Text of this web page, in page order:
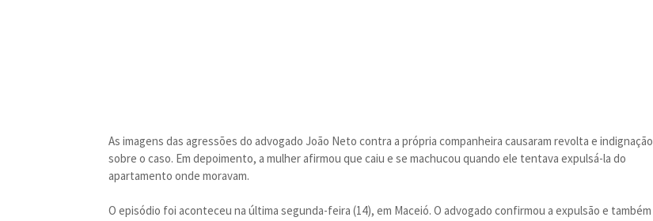
As imagens das agressões do advogado João Neto contra a própria companheira causaram revolta e indignação
sobre o caso. Em depoimento, a mulher afirmou que caiu e se machucou quando ele tentava expulsá-la do
apartamento onde moravam.
O episódio foi aconteceu na última segunda-feira (14), em Maceió. O advogado confirmou a expulsão e também